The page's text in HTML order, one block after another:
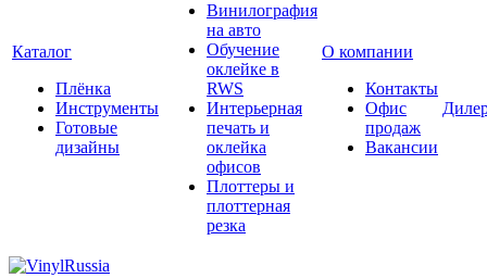
Каталог
Плёнка
Инструменты
Готовые
дизайны
Винилография
на авто
Обучение
оклейке в
RWS
Интерьерная
печать и
оклейка
офисов
Плоттеры и
плоттерная
резка
О компании
Контакты
Офис
продаж
Вакансии